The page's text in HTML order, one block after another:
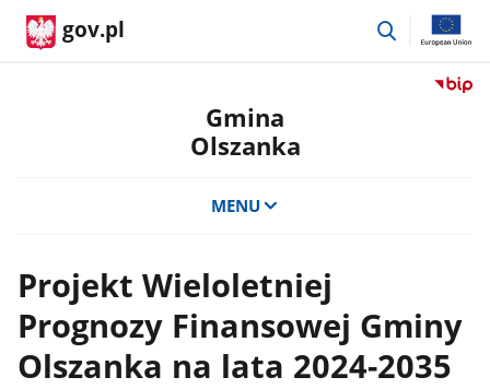
gov.pl
przejdź
Przejdź
Gmina
Olszanka
MENU
Projekt Wieloletniej
Prognozy Finansowej Gminy
Olszanka na lata 2024-2035